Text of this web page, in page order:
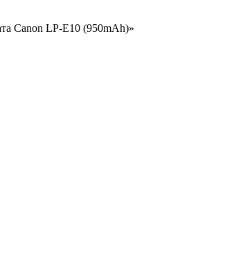
Canon LP-E10 (950mAh)»